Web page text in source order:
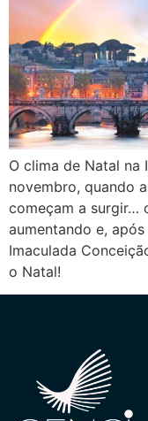
O clima de Natal na
novembro, quando
começam a surgir…
aumentando e,
Imaculada
o Natal!